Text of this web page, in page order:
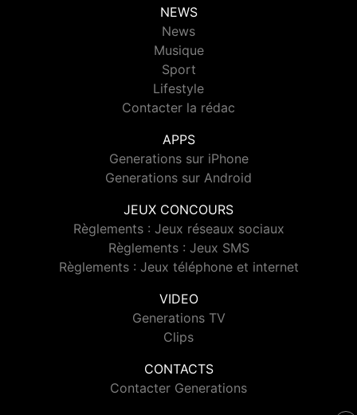
NEWS
News
Musique
Sport
Lifestyle
Contacter la rédac
APPS
Generations sur iPhone
Generations sur Android
JEUX CONCOURS
Règlements : Jeux réseaux sociaux
Règlements : Jeux SMS
Règlements : Jeux téléphone et internet
VIDEO
Generations TV
Clips
CONTACTS
Contacter Generations